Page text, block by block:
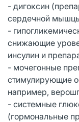
- дигоксин
сердечной
-
снижающие
инсулин и
- мочегонные
стимулирующие
например,
- системные
(гормональные